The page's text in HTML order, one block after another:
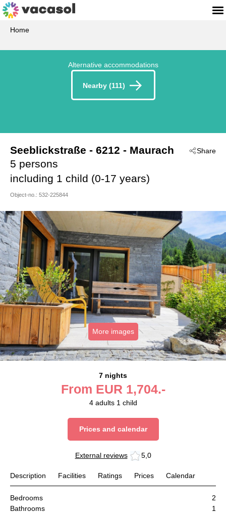
Home
Alternative accommodations
Nearby (111)
Share
Seeblickstraße - 6212 - Maurach
5 persons
including 1 child (0-17 years)
Object-no.: 532-225844
More images
7 nights
From EUR 1,704.-
4 adults 1 child
Prices and calendar
External reviews 5,0
Description Facilities Ratings Prices Calendar
Bedrooms
2
Bathrooms
1